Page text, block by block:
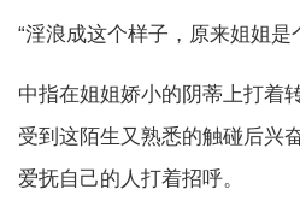
“淫浪成这个样子，原来姐姐是
中指在姐姐娇小的阴蒂上打着
受到这陌生又熟悉的触碰后兴
爱抚自己的人打着招呼。